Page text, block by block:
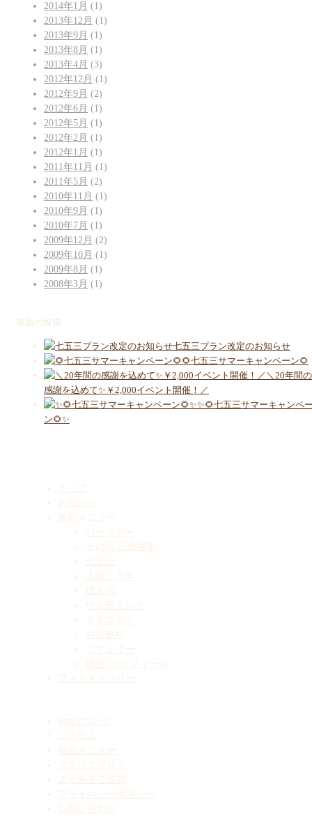
2014年1月 (1)
2013年12月 (1)
2013年9月 (1)
2013年8月 (1)
2013年4月 (3)
2012年12月 (1)
2012年9月 (2)
2012年6月 (1)
2012年5月 (1)
2012年2月 (1)
2012年1月 (1)
2011年11月 (1)
2011年5月 (2)
2010年11月 (1)
2010年9月 (1)
2010年7月 (1)
2009年12月 (2)
2009年10月 (1)
2009年8月 (1)
2008年3月 (1)
最新の投稿
七五三プラン改定のお知らせ
🌻七五三サマーキャンペーン🌻
＼20年間の
感謝を込めて✨￥2,000イベント開催！／
✨🌻七五三サマーキャンペ
ン🌻✨
トップ
お知らせ
撮影メニュー
バースデー
その他 記念撮影
七五三
入園・入学
成人式
ウェディング
マタニティ
お宮参り
ファミリー
婚活･プロフィール
フォトギャラリー
ismについて
システム
商品メニュー
スタッフブログ
よくあるご質問
プライバシーポリシー
お問い合わせ